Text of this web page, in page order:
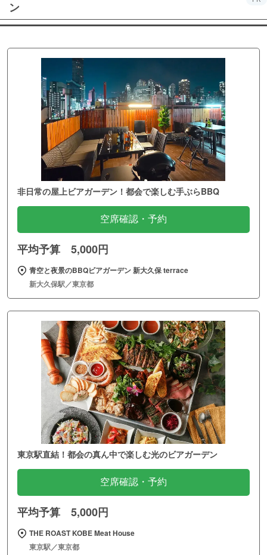
ン
非日常の屋上ビアガーデン！都会で楽しむ手ぶらBBQ
空席確認・予約
平均予算 5,000円
青空と夜景のBBQビアガーデン 新大久保 terrace
新大久保駅／東京都
東京駅直結！都会の真ん中で楽しむ光のビアガーデン
空席確認・予約
平均予算 5,000円
THE ROAST KOBE Meat House
東京駅／東京都